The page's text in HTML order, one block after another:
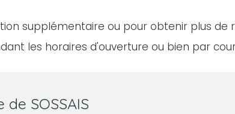
supplémentaire ou pour obtenir plus de
les horaires d'ouverture ou bien par
SOSSAIS